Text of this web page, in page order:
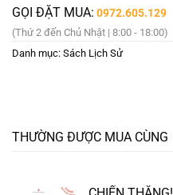
GỌI ĐẶT MUA: 0972.605.129
(Thứ 2 đến Chủ Nhật | 8:00 - 18:00)
Danh mục: Sách Lịch Sử
THƯỜNG ĐƯỢC MUA CÙNG